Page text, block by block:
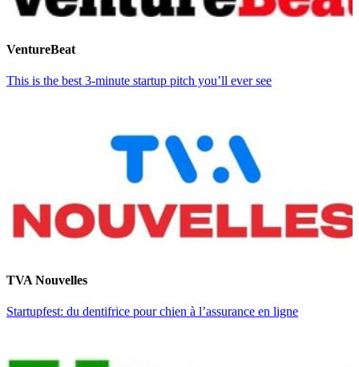
VentureBeat
This is the best 3-minute startup pitch you’ll ever see
TVA Nouvelles
Startupfest: du dentifrice pour chien à l’assurance en ligne